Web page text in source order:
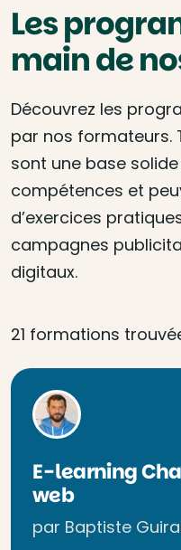
Les
main de
Découvrez les
par nos formateurs.
sont une base
compétences et
d’exercices
campagnes
digitaux.
21 formations
E-learning
web
par Baptiste